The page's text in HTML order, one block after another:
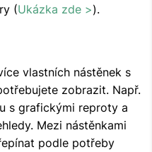
(Ukázka zde >).
vlastních nástěnek s
zobrazit. Např.
s grafickými reproty a
Mezi nástěnkami
podle potřeby